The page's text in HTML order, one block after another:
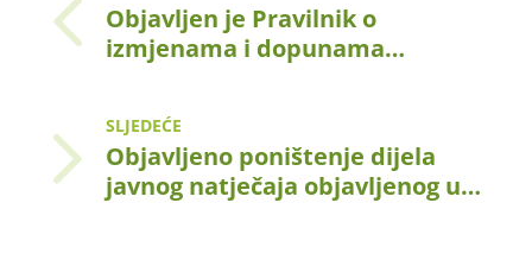
Objavljen je Pravilnik o
izmjenama i dopunama…
SLJEDEĆE
Objavljeno poništenje dijela
javnog natječaja objavljenog u…